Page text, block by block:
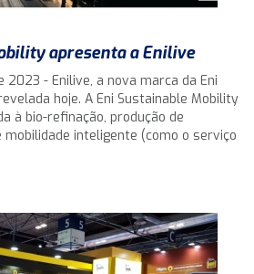
apresenta a Enilive
2023 - Enilive, a nova marca da Eni
hoje. A Eni Sustainable Mobility
à bio-refinação, produção de
inteligente (como o serviço